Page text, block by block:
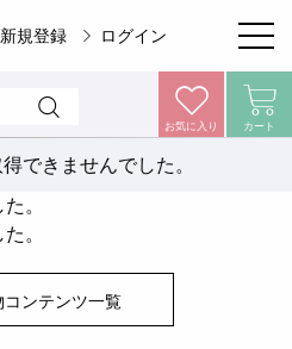
新規登録 ログイン
お気に入り カート
できませんでした。
。
。
コンテンツ一覧